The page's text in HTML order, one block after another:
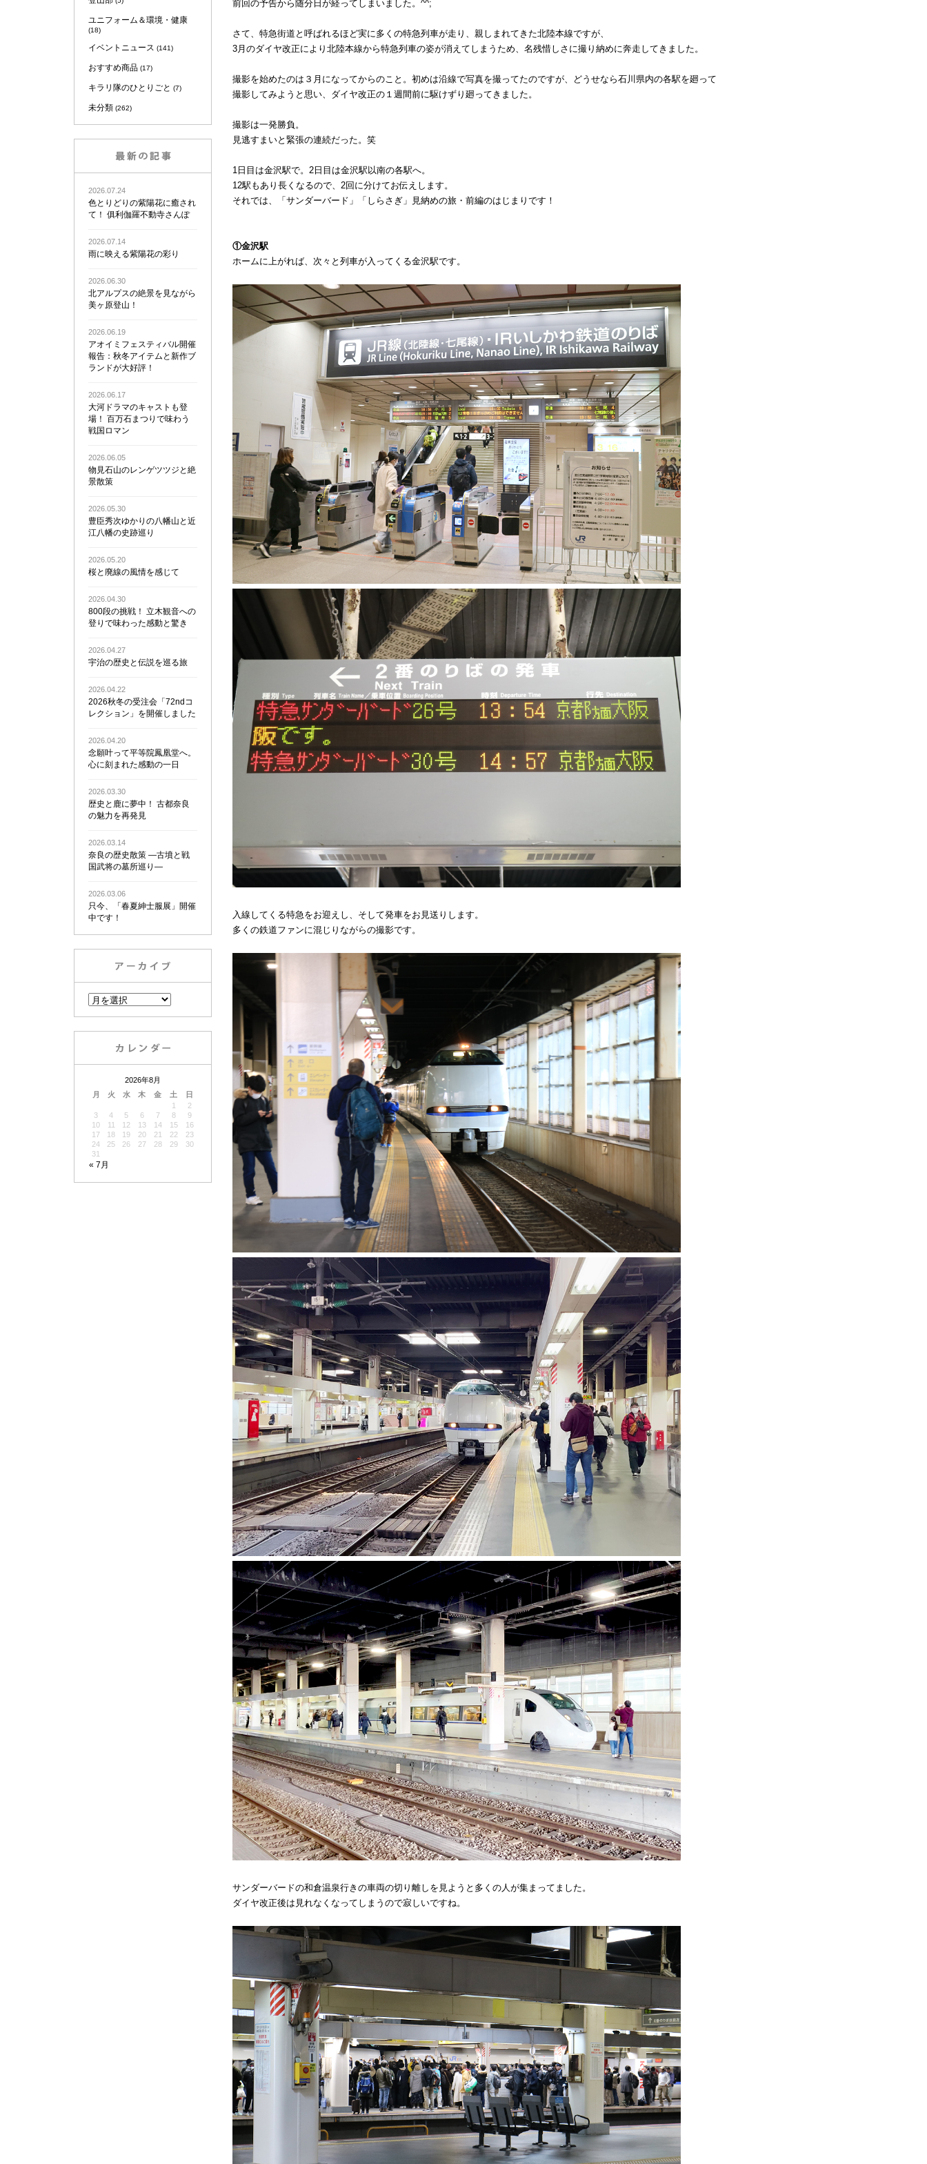
ユニフォーム＆環境・健康
(18)
イベントニュース (141)
おすすめ商品 (17)
キラリ隊のひとりごと (7)
未分類 (262)
2026.07.24
色とりどりの紫陽花に癒され
て！ 俱利伽羅不動寺さんぽ
2026.07.14
雨に映える紫陽花の彩り
2026.06.30
北アルプスの絶景を見ながら
美ヶ原登山！
2026.06.19
アオイミフェスティバル開催
報告：秋冬アイテムと新作ブ
ランドが大好評！
2026.06.17
大河ドラマのキャストも登
場！ 百万石まつりで味わう
戦国ロマン
2026.06.05
物見石山のレンゲツツジと絶
景散策
2026.05.30
豊臣秀次ゆかりの八幡山と近
江八幡の史跡巡り
2026.05.20
桜と廃線の風情を感じて
2026.04.30
800段の挑戦！ 立木観音への
登りで味わった感動と驚き
2026.04.27
宇治の歴史と伝説を巡る旅
2026.04.22
2026秋冬の受注会「72ndコ
レクション」を開催しました
2026.04.20
念願叶って平等院鳳凰堂へ。
心に刻まれた感動の一日
2026.03.30
歴史と鹿に夢中！ 古都奈良
の魅力を再発見
2026.03.14
奈良の歴史散策 ―古墳と戦
国武将の墓所巡り―
2026.03.06
只今、「春夏紳士服展」開催
中です！
2026年8月
月
火 水 木 金 土 日
« 7月
1
2
3
4 5 6 7 8
9
10
11 12 13 14 15
16
17
18 19 20 21 22
23
24
25 26 27 28 29
30
31
前回の予告から随分日が経ってしまいました。^^;
さて、特急街道と呼ばれるほど実に多くの特急列車が走り、親しまれてきた北陸本線ですが、
3月のダイヤ改正により北陸本線から特急列車の姿が消えてしまうため、名残惜しさに撮り納めに奔走してきました。
撮影を始めたのは３月になってからのこと。初めは沿線で写真を撮ってたのですが、どうせなら石川県内の各駅を廻って
撮影してみようと思い、ダイヤ改正の１週間前に駆けずり廻ってきました。
撮影は一発勝負。
見逃すまいと緊張の連続だった。笑
1日目は金沢駅で。2日目は金沢駅以南の各駅へ。
12駅もあり長くなるので、2回に分けてお伝えします。
それでは、「サンダーバード」「しらさぎ」見納めの旅・前編のはじまりです！
①金沢駅
ホームに上がれば、次々と列車が入ってくる金沢駅です。
入線してくる特急をお迎えし、そして発車をお見送りします。
多くの鉄道ファンに混じりながらの撮影です。
サンダーバードの和倉温泉行きの車両の切り離しを見ようと多くの人が集まってました。
ダイヤ改正後は見れなくなってしまうので寂しいですね。